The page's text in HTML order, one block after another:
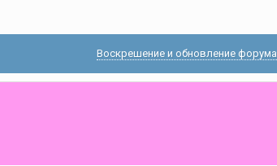
Воскрешение и обновление форума